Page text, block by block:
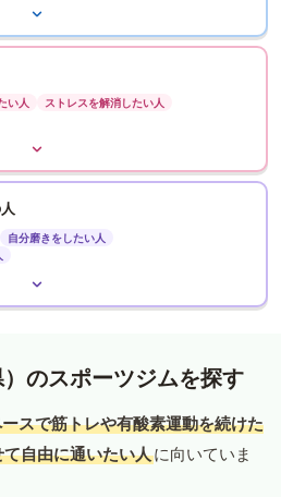
い人 ストレスを解消したい人
自分磨きをしたい人
のスポーツジムを探す
スで筋トレや有酸素運動を続けた
自由に通いたい人に向いていま